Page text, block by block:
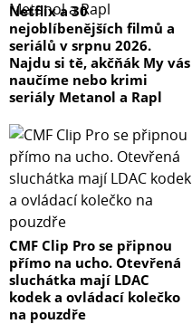
Netflix a 30
nejoblíbenějších filmů a
seriálů v srpnu 2026.
Najdu si tě, akčňák My vás
naučíme nebo krimi
seriály Metanol a Rapl
CMF Clip Pro se připnou
přímo na ucho. Otevřená
sluchátka mají LDAC
kodek a ovládací kolečko
na pouzdře